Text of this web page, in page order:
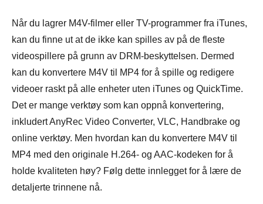
Når du lagrer M4V-filmer eller TV-programmer fra iTunes,
kan du finne ut at de ikke kan spilles av på de fleste
videospillere på grunn av DRM-beskyttelsen. Dermed
kan du konvertere M4V til MP4 for å spille og redigere
videoer raskt på alle enheter uten iTunes og QuickTime.
Det er mange verktøy som kan oppnå konvertering,
inkludert AnyRec Video Converter, VLC, Handbrake og
online verktøy. Men hvordan kan du konvertere M4V til
MP4 med den originale H.264- og AAC-kodeken for å
holde kvaliteten høy? Følg dette innlegget for å lære de
detaljerte trinnene nå.